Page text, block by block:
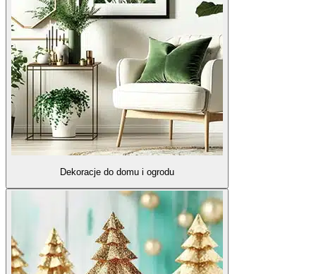
Dekoracje do domu i ogrodu